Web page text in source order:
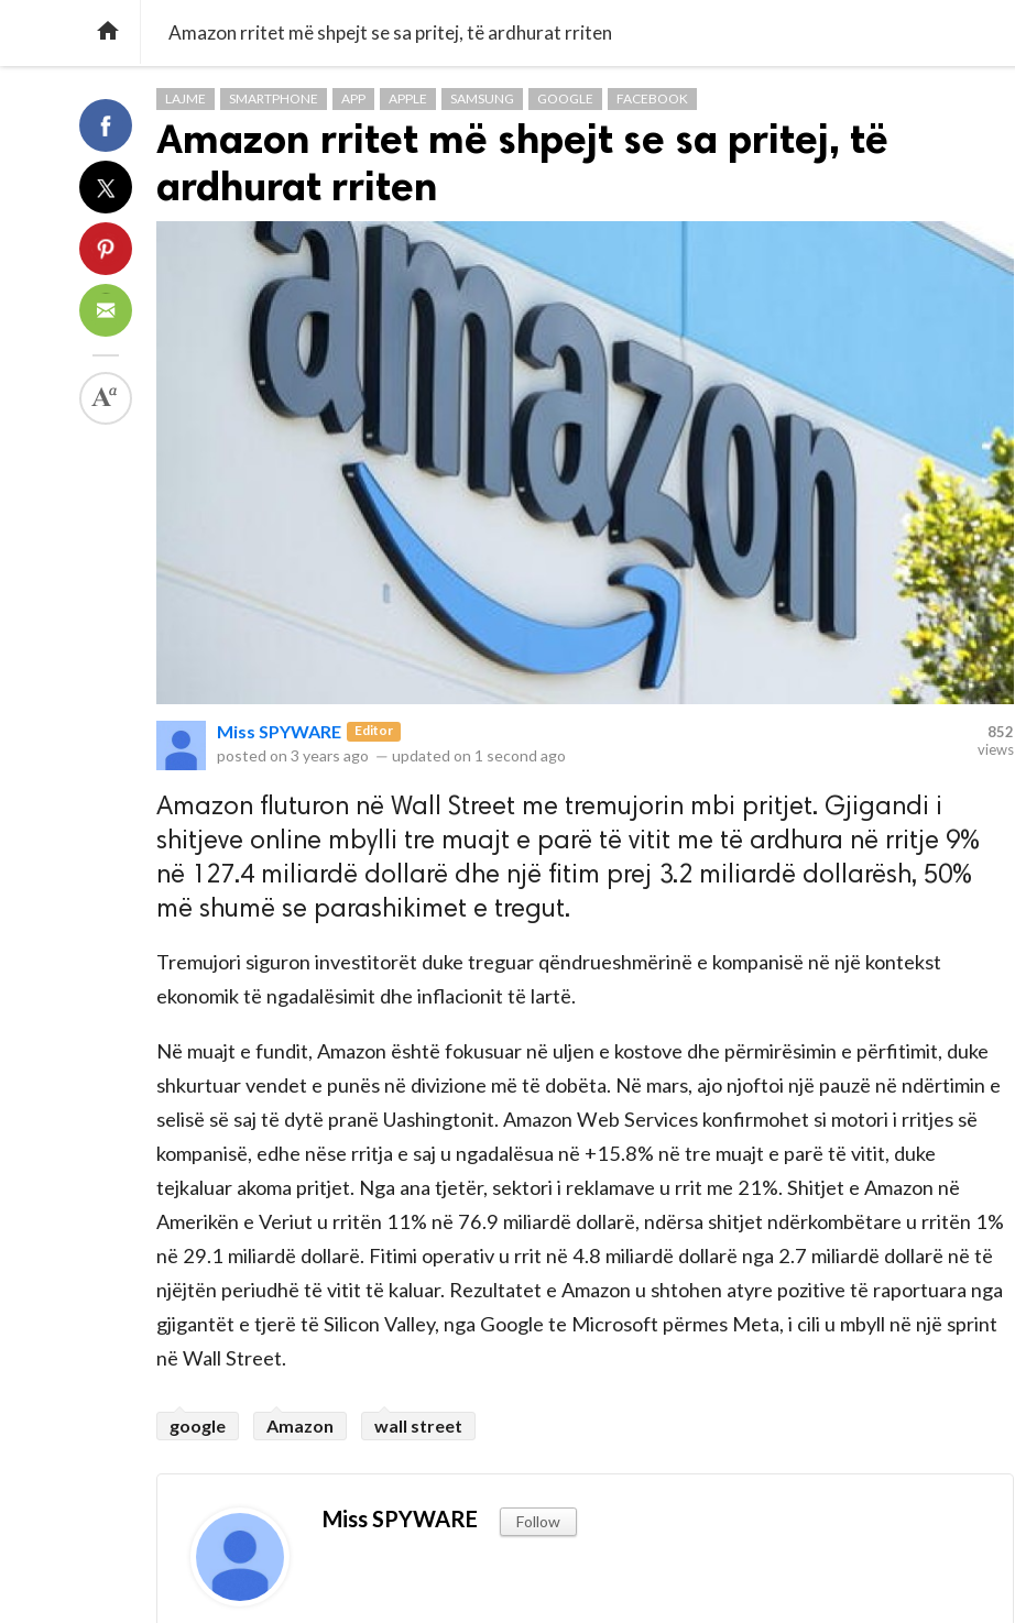
 Amazon rritet më shpejt se sa pritej, të ardhurat rriten
LAJME SMARTPHONE APP APPLE SAMSUNG GOOGLE FACEBOOK
Amazon rritet më shpejt se sa pritej, të
ardhurat rriten
Miss SPYWARE Editor
posted on 3 years ago — updated on 1 second ago
852
views
Amazon fluturon në Wall Street me tremujorin mbi pritjet. Gjigandi i
shitjeve online mbylli tre muajt e parë të vitit me të ardhura në rritje 9%
në 127.4 miliardë dollarë dhe një fitim prej 3.2 miliardë dollarësh, 50%
më shumë se parashikimet e tregut.
Tremujori siguron investitorët duke treguar qëndrueshmërinë e kompanisë në një kontekst
ekonomik të ngadalësimit dhe inflacionit të lartë.
Në muajt e fundit, Amazon është fokusuar në uljen e kostove dhe përmirësimin e përfitimit, duke
shkurtuar vendet e punës në divizione më të dobëta. Në mars, ajo njoftoi një pauzë në ndërtimin e
selisë së saj të dytë pranë Uashingtonit. Amazon Web Services konfirmohet si motori i rritjes së
kompanisë, edhe nëse rritja e saj u ngadalësua në +15.8% në tre muajt e parë të vitit, duke
tejkaluar akoma pritjet. Nga ana tjetër, sektori i reklamave u rrit me 21%. Shitjet e Amazon në
Amerikën e Veriut u rritën 11% në 76.9 miliardë dollarë, ndërsa shitjet ndërkombëtare u rritën 1%
në 29.1 miliardë dollarë. Fitimi operativ u rrit në 4.8 miliardë dollarë nga 2.7 miliardë dollarë në të
njëjtën periudhë të vitit të kaluar. Rezultatet e Amazon u shtohen atyre pozitive të raportuara nga
gjigantët e tjerë të Silicon Valley, nga Google te Microsoft përmes Meta, i cili u mbyll në një sprint
në Wall Street.
google Amazon wall street
Miss SPYWARE Follow